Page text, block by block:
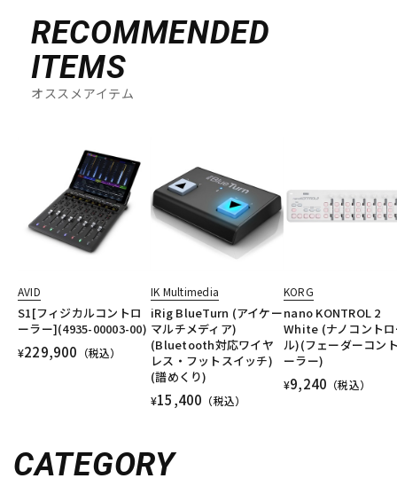
RECOMMENDED
ITEMS
オススメアイテム
AVID
S1[フィジカルコントロ
ーラー](4935-00003-00)
¥229,900 （税込）
IK Multimedia
iRig BlueTurn (アイケー
マルチメディア)
(Bluetooth対応ワイヤ
レス・フットスイッチ)
(譜めくり)
¥15,400 （税込）
KORG
nano KONTROL 2
White (ナノコント
ル)(フェーダーコン
ーラー)
¥9,240 （税込）
CATEGORY